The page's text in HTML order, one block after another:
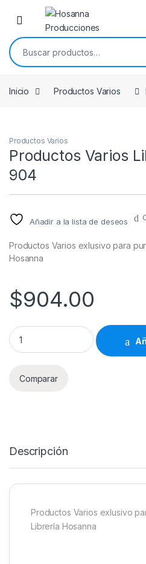
Skip to navigation
Skip to content
Buscar por:
Inicio Productos Varios
Productos Varios
Productos Varios
904
Añadir a la lista de deseos
Productos Varios exlusivo para
Hosanna
$904.00
Productos Varios Librería
Comparar
Descripción
Productos Varios exlusivo
Librería Hosanna